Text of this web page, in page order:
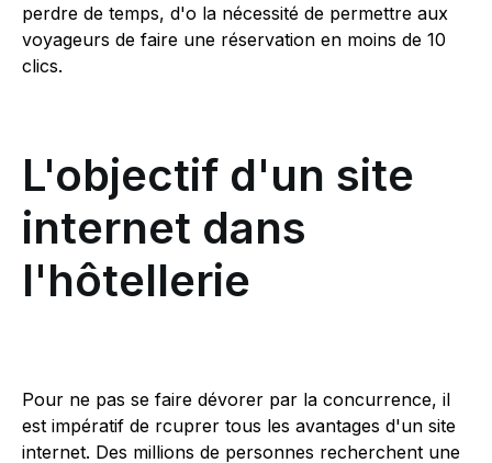
perdre de temps, d'o la nécessité de permettre aux
voyageurs de faire une réservation en moins de 10
clics.
L'objectif d'un site
internet dans
l'hôtellerie
Pour ne pas se faire dévorer par la concurrence, il
est impératif de rcuprer tous les avantages d'un site
internet. Des millions de personnes recherchent une